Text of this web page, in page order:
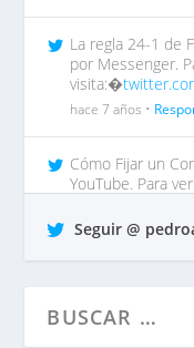
La regla 24-1 de
por Messenger.
visita:�
hace 7 años •
Cómo Fijar un
YouTube. Para
hace 7 años •
Seguir @